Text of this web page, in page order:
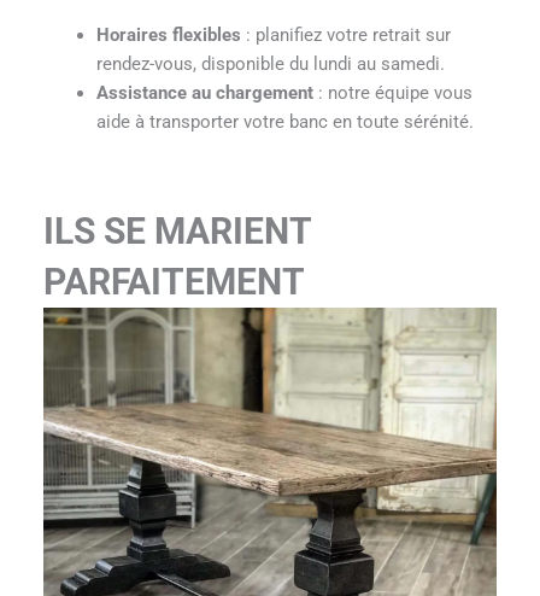
Horaires flexibles : planifiez votre retrait sur
rendez-vous, disponible du lundi au samedi.
Assistance au chargement: notre équipe vous
aide à transporter votre banc en toute sérénité.
ILS SE MARIENT
PARFAITEMENT